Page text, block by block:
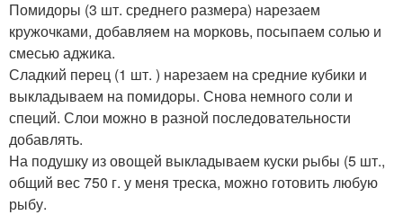
Помидоры (3 шт. среднего размера) нарезаем
кружочками, добавляем на морковь, посыпаем солью и
смесью аджика.
Сладкий перец (1 шт. ) нарезаем на средние кубики и
выкладываем на помидоры. Снова немного соли и
специй. Слои можно в разной последовательности
добавлять.
На подушку из овощей выкладываем куски рыбы (5 шт.,
общий вес 750 г. у меня треска, можно готовить любую
рыбу.